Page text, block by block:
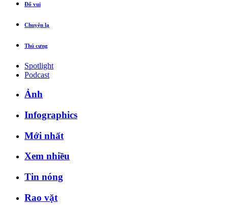
Đố vui
Chuyện lạ
Thú cưng
Spotlight
Podcast
Ảnh
Infographics
Mới nhất
Xem nhiều
Tin nóng
Rao vặt